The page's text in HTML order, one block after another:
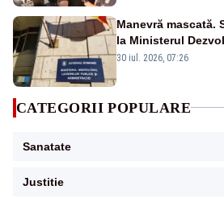
Manevră mascată.
la Ministerul
ies în stradă
30 iul. 2026, 07:26
CATEGORII POPULARE
Sanatate
Justitie